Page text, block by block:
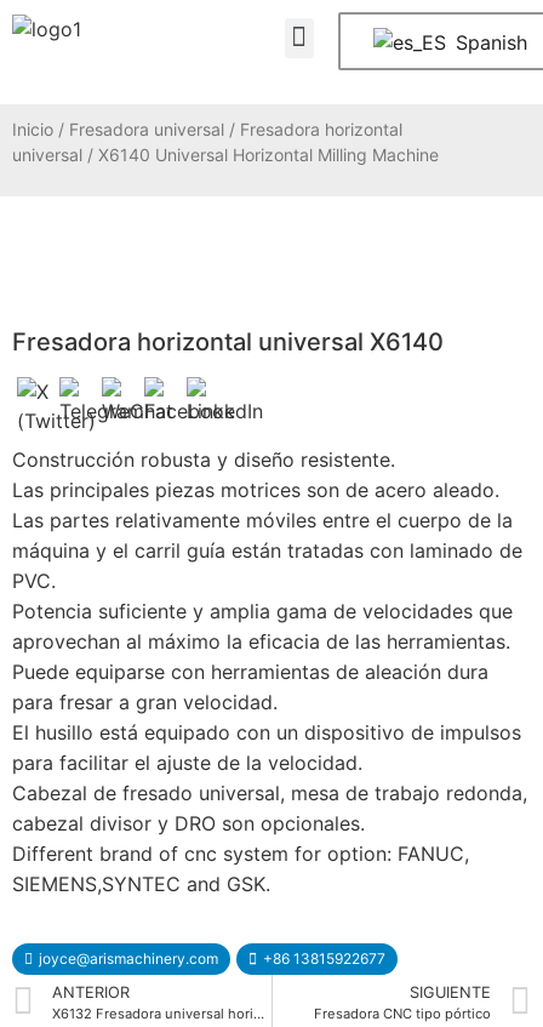
Spanish
Inicio / Fresadora universal / Fresadora horizontal
universal / X6140 Universal Horizontal Milling Machine
Fresadora horizontal universal X6140
Construcción robusta y diseño resistente.
Las principales piezas motrices son de acero aleado.
Las partes relativamente móviles entre el cuerpo de la
máquina y el carril guía están tratadas con laminado de
PVC.
Potencia suficiente y amplia gama de velocidades que
aprovechan al máximo la eficacia de las herramientas.
Puede equiparse con herramientas de aleación dura
para fresar a gran velocidad.
El husillo está equipado con un dispositivo de impulsos
para facilitar el ajuste de la velocidad.
Cabezal de fresado universal, mesa de trabajo redonda,
cabezal divisor y DRO son opcionales.
Different brand of cnc system for option: FANUC,
SIEMENS,SYNTEC and GSK.
joyce@arismachinery.com
+86 13815922677
ANTERIOR
X6132 Fresadora universal horizontal de alta resistencia
SIGUIENTE
Fresadora CNC tipo pórtico